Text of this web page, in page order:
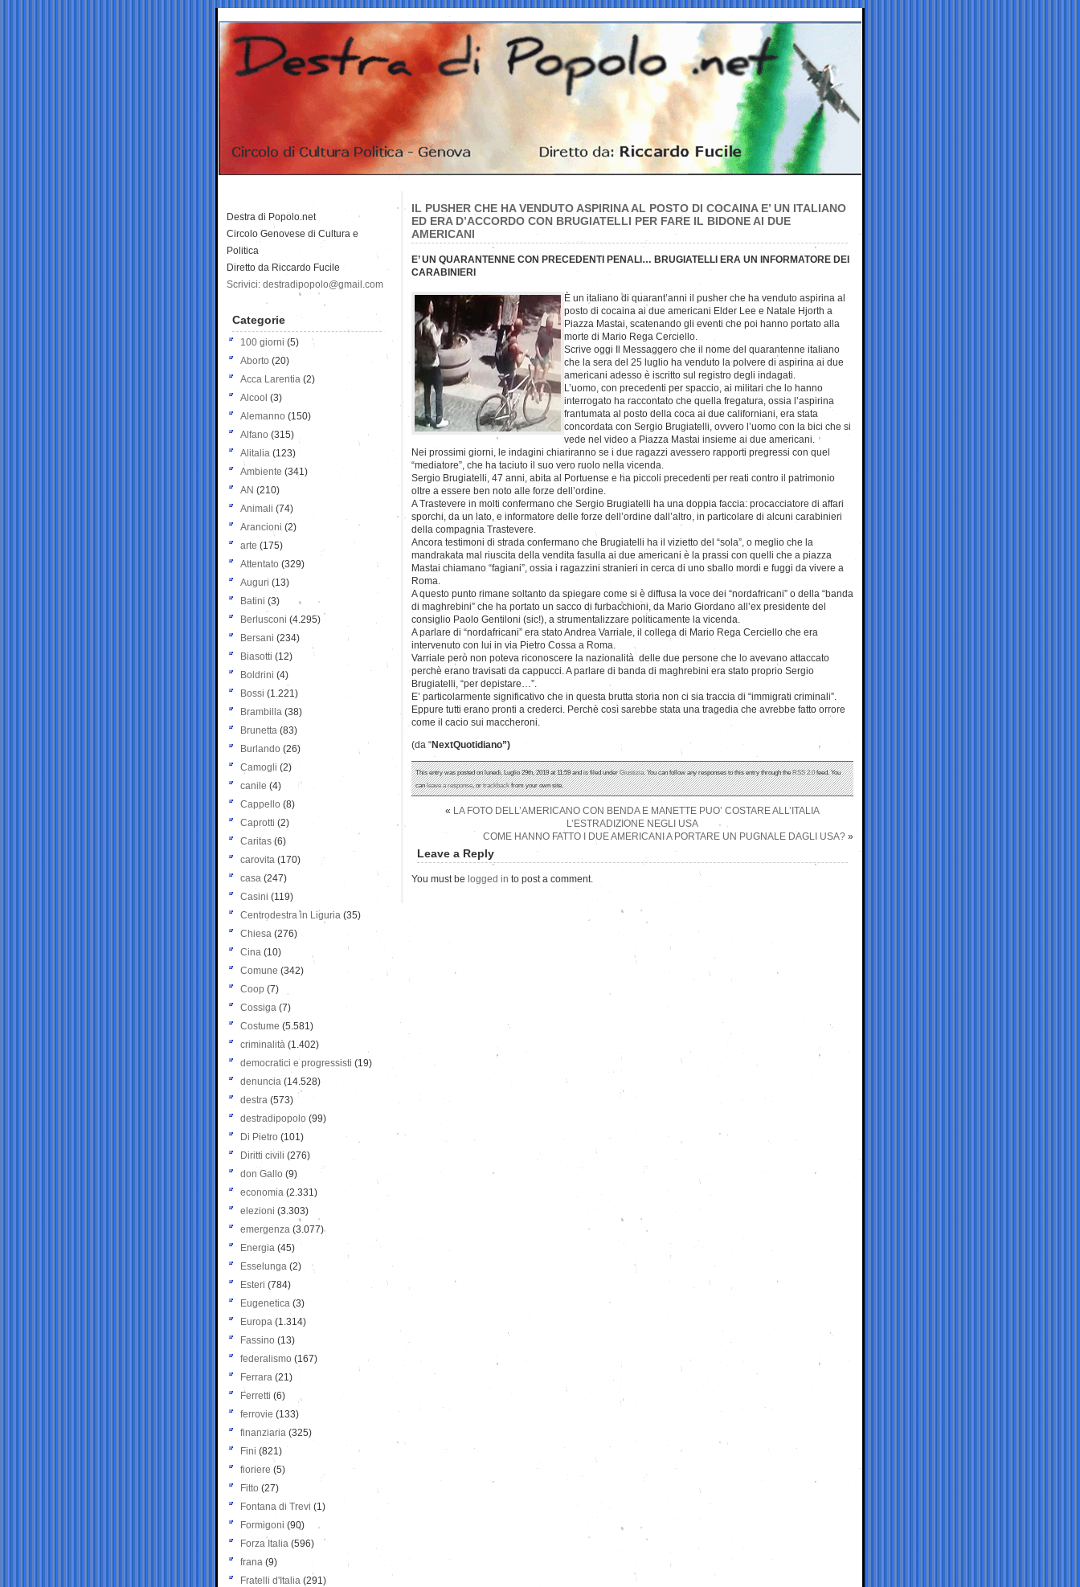
IL PUSHER CHE HA VENDUTO ASPIRINA AL POSTO DI COCAINA E’ UN ITALIANO
ED ERA D’ACCORDO CON BRUGIATELLI PER FARE IL BIDONE AI DUE
AMERICANI
E’ UN QUARANTENNE CON PRECEDENTI PENALI… BRUGIATELLI ERA UN INFORMATORE DEI
CARABINIERI
È un italiano di quarant’anni il pusher che ha venduto aspirina al
posto di cocaina ai due americani Elder Lee e Natale Hjorth a
Piazza Mastai, scatenando gli eventi che poi hanno portato alla
morte di Mario Rega Cerciello.
Scrive oggi Il Messaggero che il nome del quarantenne italiano
che la sera del 25 luglio ha venduto la polvere di aspirina ai due
americani adesso è iscritto sul registro degli indagati.
L’uomo, con precedenti per spaccio, ai militari che lo hanno
interrogato ha raccontato che quella fregatura, ossia l’aspirina
frantumata al posto della coca ai due californiani, era stata
concordata con Sergio Brugiatelli, ovvero l’uomo con la bici che si
vede nel video a Piazza Mastai insieme ai due americani.
Nei prossimi giorni, le indagini chiariranno se i due ragazzi avessero rapporti pregressi con quel
“mediatore”, che ha taciuto il suo vero ruolo nella vicenda.
Sergio Brugiatelli, 47 anni, abita al Portuense e ha piccoli precedenti per reati contro il patrimonio
oltre a essere ben noto alle forze dell’ordine.
A Trastevere in molti confermano che Sergio Brugiatelli ha una doppia faccia: procacciatore di affari
sporchi, da un lato, e informatore delle forze dell’ordine dall’altro, in particolare di alcuni carabinieri
della compagnia Trastevere.
Ancora testimoni di strada confermano che Brugiatelli ha il vizietto del “sola”, o meglio che la
mandrakata mal riuscita della vendita fasulla ai due americani è la prassi con quelli che a piazza
Mastai chiamano “fagiani”, ossia i ragazzini stranieri in cerca di uno sballo mordi e fuggi da vivere a
Roma.
A questo punto rimane soltanto da spiegare come si è diffusa la voce dei “nordafricani” o della “banda
di maghrebini” che ha portato un sacco di furbacchioni, da Mario Giordano all’ex presidente del
consiglio Paolo Gentiloni (sic!), a strumentalizzare politicamente la vicenda.
A parlare di “nordafricani” era stato Andrea Varriale, il collega di Mario Rega Cerciello che era
intervenuto con lui in via Pietro Cossa a Roma.
Varriale però non poteva riconoscere la nazionalità delle due persone che lo avevano attaccato
perchè erano travisati da cappucci. A parlare di banda di maghrebini era stato proprio Sergio
Brugiatelli, “per depistare…”.
E’ particolarmente significativo che in questa brutta storia non ci sia traccia di “immigrati criminali”.
Eppure tutti erano pronti a crederci. Perchè così sarebbe stata una tragedia che avrebbe fatto orrore
come il cacio sui maccheroni.
(da “NextQuotidiano”)
This entry was posted on lunedì, Luglio 29th, 2019 at 11:59 and is filed underGiustizia. You can follow any responses to this entry through theRSS 2.0feed. You
canleave a response, ortrackbackfrom your own site.
« LA FOTO DELL’AMERICANO CON BENDA E MANETTE PUO’ COSTARE ALL’ITALIA
L’ESTRADIZIONE NEGLI USA
COME HANNO FATTO I DUE AMERICANI A PORTARE UN PUGNALE DAGLI USA? »
Leave a Reply
You must be logged in to post a comment.
Destra di Popolo.net
Circolo Genovese di Cultura e
Politica
Diretto da Riccardo Fucile
Scrivici: destradipopolo@gmail.com
Categorie
100 giorni (5)
Aborto (20)
Acca Larentia (2)
Alcool (3)
Alemanno (150)
Alfano (315)
Alitalia (123)
Ambiente (341)
AN (210)
Animali (74)
Arancioni (2)
arte (175)
Attentato (329)
Auguri (13)
Batini (3)
Berlusconi (4.295)
Bersani (234)
Biasotti (12)
Boldrini (4)
Bossi (1.221)
Brambilla (38)
Brunetta (83)
Burlando (26)
Camogli (2)
canile (4)
Cappello (8)
Caprotti (2)
Caritas (6)
carovita (170)
casa (247)
Casini (119)
Centrodestra in Liguria (35)
Chiesa (276)
Cina (10)
Comune (342)
Coop (7)
Cossiga (7)
Costume (5.581)
criminalità (1.402)
democratici e progressisti (19)
denuncia (14.528)
destra (573)
destradipopolo (99)
Di Pietro (101)
Diritti civili (276)
don Gallo (9)
economia (2.331)
elezioni (3.303)
emergenza (3.077)
Energia (45)
Esselunga (2)
Esteri (784)
Eugenetica (3)
Europa (1.314)
Fassino (13)
federalismo (167)
Ferrara (21)
Ferretti (6)
ferrovie (133)
finanziaria (325)
Fini (821)
fioriere (5)
Fitto (27)
Fontana di Trevi (1)
Formigoni (90)
Forza Italia (596)
frana (9)
Fratelli d'Italia (291)